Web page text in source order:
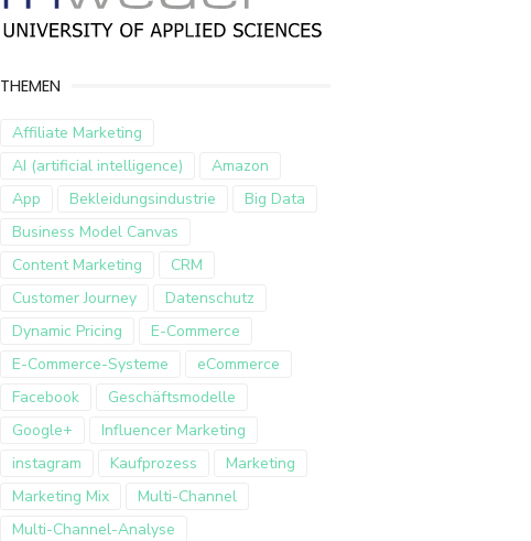
THEMEN
Affiliate Marketing
AI (artificial intelligence)
Amazon
App
Bekleidungsindustrie
Big Data
Business Model Canvas
Content Marketing
CRM
Customer Journey
Datenschutz
Dynamic Pricing
E-Commerce
E-Commerce-Systeme
eCommerce
Facebook
Geschäftsmodelle
Google+
Influencer Marketing
instagram
Kaufprozess
Marketing
Marketing Mix
Multi-Channel
Multi-Channel-Analyse